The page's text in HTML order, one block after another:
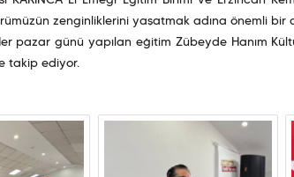
zenginliklerini yaşatmak adına önemli bir
pazar günü yapılan eğitim Zübeyde Hanım
takip ediyor.